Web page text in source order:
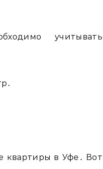
учитывать
квартиры в Уфе․ Вот